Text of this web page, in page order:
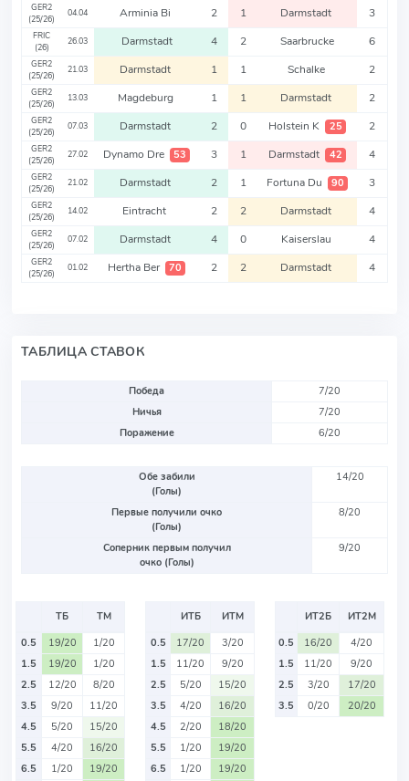
GER2
(25/26)
04.04 Arminia Bi 2 1 Darmstadt 3
FRIC
(26)
26.03 Darmstadt 4 2 Saarbrucke 6
GER2
(25/26)
21.03 Darmstadt 1 1 Schalke 2
GER2
(25/26)
13.03 Magdeburg 1 1 Darmstadt 2
GER2
(25/26)
07.03 Darmstadt 2 0 Holstein K 25 2
GER2
(25/26)
27.02 Dynamo Dre 53 3 1 Darmstadt 42 4
GER2
(25/26)
21.02 Darmstadt 2 1 Fortuna Du 90 3
GER2
(25/26)
14.02 Eintracht 2 2 Darmstadt 4
GER2
(25/26)
07.02 Darmstadt 4 0 Kaiserslau 4
GER2
(25/26)
01.02 Hertha Ber 70 2 2 Darmstadt 4
ТАБЛИЦА СТАВОК
Победа
7/20
Ничья
7/20
Поражение
6/20
Обе забили
(Голы)
14/20
Первые получили очко
(Голы)
8/20
Соперник первым получил
очко (Голы)
9/20
ТБ
ТМ
0.5
19/20
1/20
1.5
19/20
1/20
2.5
12/20
8/20
3.5
9/20
11/20
4.5
5/20
15/20
5.5
4/20
16/20
6.5
1/20
19/20
ИТБ
ИТМ
0.5
17/20
3/20
1.5
11/20
9/20
2.5
5/20
15/20
3.5
4/20
16/20
4.5
2/20
18/20
5.5
1/20
19/20
6.5
1/20
19/20
ИТ2Б
ИТ2М
0.5
16/20
4/20
1.5
11/20
9/20
2.5
3/20
17/20
3.5
0/20 20/20